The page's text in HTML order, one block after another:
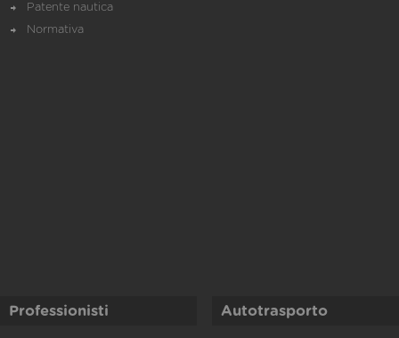
Patente nautica
Normativa
Professionisti Autotrasporto